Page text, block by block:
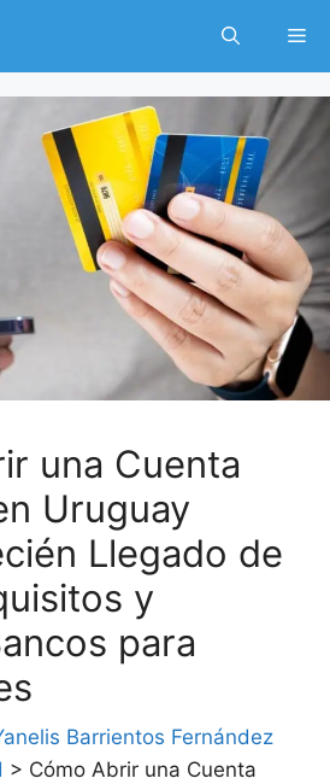
una Cuenta
Uruguay
Llegado de
y
para
Barrientos Fernández
> Cómo Abrir una Cuenta